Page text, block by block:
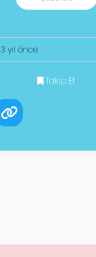
3 yıl önce
Takip Et